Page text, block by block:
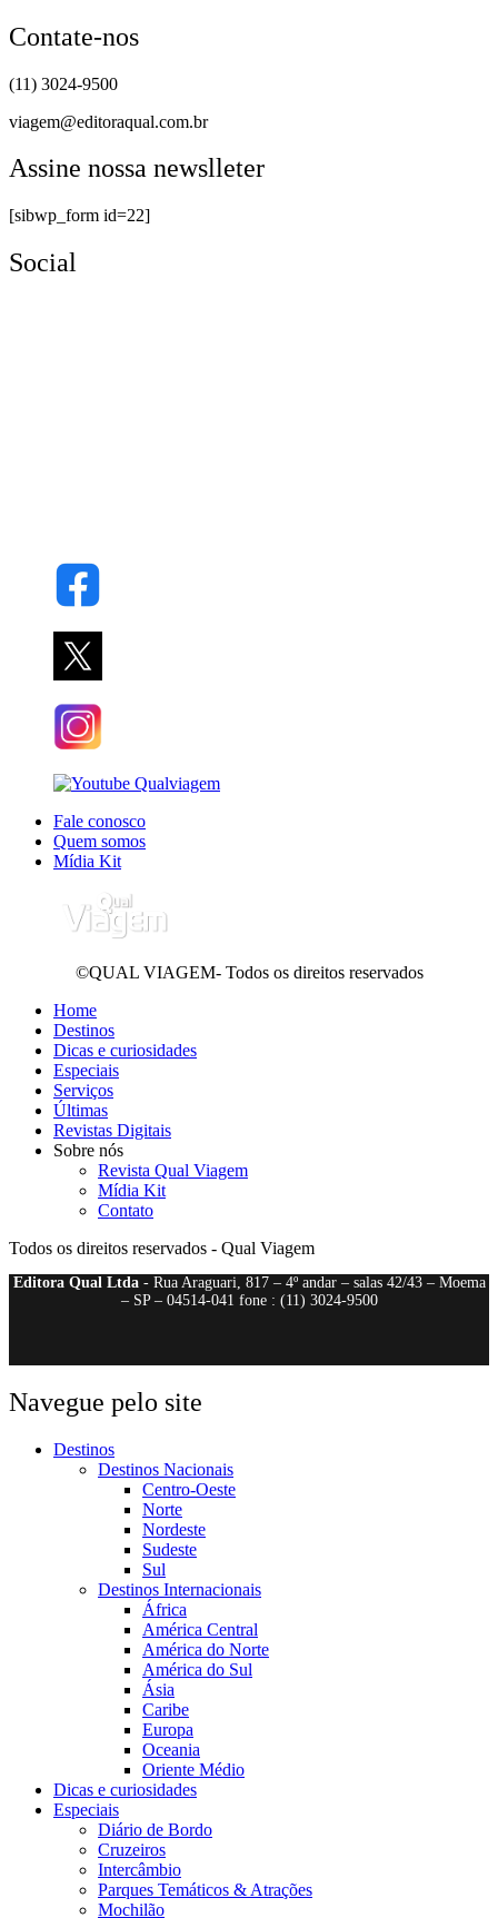
Contate-nos
(11) 3024-9500
viagem@editoraqual.com.br
Assine nossa newslleter
[sibwp_form id=22]
Social
Fale conosco
Quem somos
Mídia Kit
©QUAL VIAGEM- Todos os direitos reservados
Home
Destinos
Dicas e curiosidades
Especiais
Serviços
Últimas
Revistas Digitais
Sobre nós
Revista Qual Viagem
Mídia Kit
Contato
Todos os direitos reservados - Qual Viagem
Editora Qual Ltda- Rua Araguari, 817 – 4º andar – salas 42/43 – Moema
– SP – 04514-041 fone : (11) 3024-9500
Navegue pelo site
Destinos
Destinos Nacionais
Centro-Oeste
Norte
Nordeste
Sudeste
Sul
Destinos Internacionais
África
América Central
América do Norte
América do Sul
Ásia
Caribe
Europa
Oceania
Oriente Médio
Dicas e curiosidades
Especiais
Diário de Bordo
Cruzeiros
Intercâmbio
Parques Temáticos & Atrações
Mochilão